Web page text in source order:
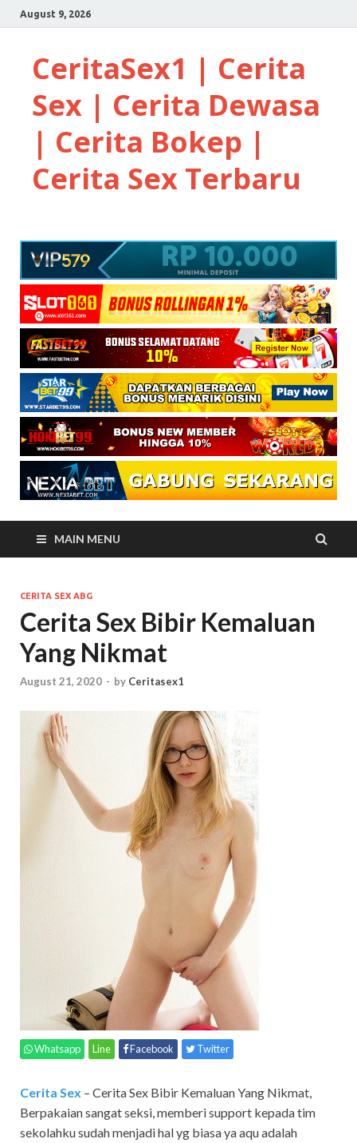
August 9, 2026
CeritaSex1 | Cerita
Sex | Cerita Dewasa
| Cerita Bokep |
Cerita Sex Terbaru
MAIN MENU
CERITA SEX ABG
Cerita Sex Bibir Kemaluan
Yang Nikmat
August 21, 2020 - by Ceritasex1
Whatsapp Line Facebook Twitter
Cerita Sex – Cerita Sex Bibir Kemaluan Yang Nikmat,
Berpakaian sangat seksi, memberi support kepada tim
sekolahku sudah menjadi hal yg biasa ya aqu adalah